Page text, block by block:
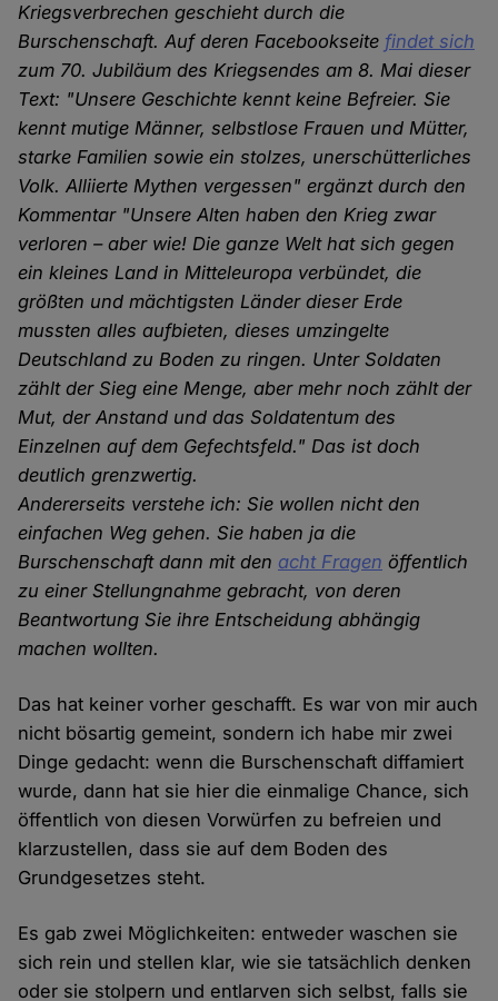
Kriegsverbrechen geschieht durch die
Burschenschaft. Auf deren Facebookseite findet sich
zum 70. Jubiläum des Kriegsendes am 8. Mai dieser
Text: "Unsere Geschichte kennt keine Befreier. Sie
kennt mutige Männer, selbstlose Frauen und Mütter,
starke Familien sowie ein stolzes, unerschütterliches
Volk. Alliierte Mythen vergessen" ergänzt durch den
Kommentar "Unsere Alten haben den Krieg zwar
verloren – aber wie! Die ganze Welt hat sich gegen
ein kleines Land in Mitteleuropa verbündet, die
größten und mächtigsten Länder dieser Erde
mussten alles aufbieten, dieses umzingelte
Deutschland zu Boden zu ringen. Unter Soldaten
zählt der Sieg eine Menge, aber mehr noch zählt der
Mut, der Anstand und das Soldatentum des
Einzelnen auf dem Gefechtsfeld." Das ist doch
deutlich grenzwertig.
Andererseits verstehe ich: Sie wollen nicht den
einfachen Weg gehen. Sie haben ja die
Burschenschaft dann mit den acht Fragen öffentlich
zu einer Stellungnahme gebracht, von deren
Beantwortung Sie ihre Entscheidung abhängig
machen wollten.
Das hat keiner vorher geschafft. Es war von mir auch
nicht bösartig gemeint, sondern ich habe mir zwei
Dinge gedacht: wenn die Burschenschaft diffamiert
wurde, dann hat sie hier die einmalige Chance, sich
öffentlich von diesen Vorwürfen zu befreien und
klarzustellen, dass sie auf dem Boden des
Grundgesetzes steht.
Es gab zwei Möglichkeiten: entweder waschen sie
sich rein und stellen klar, wie sie tatsächlich denken
oder sie stolpern und entlarven sich selbst, falls sie